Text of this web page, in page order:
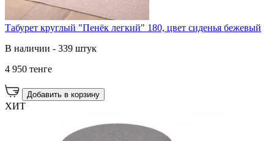
Табурет круглый "Пенёк легкий" 180, цвет сиденья бежевый
В наличии - 339 штук
4 950 тенге
Добавить в корзину
ХИТ